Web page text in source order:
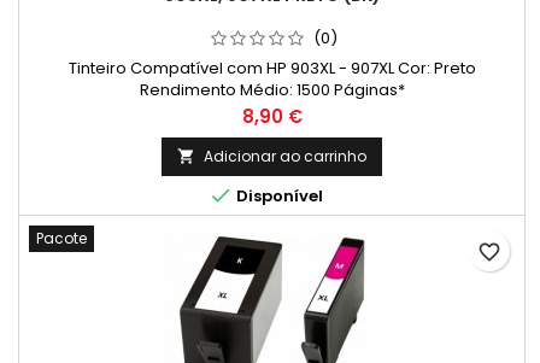
(0)
Tinteiro Compatível com HP 903XL - 907XL Cor: Preto
Rendimento Médio: 1500 Páginas*
Preço
8,90 €
 Adicionar ao carrinho
 Disponível
Pacote
favorite_border